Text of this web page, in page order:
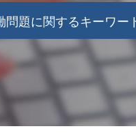
問題に関するキーワー
市 労働問題
題 調停
残業代 時効停止
題 過労死
題 ストレス